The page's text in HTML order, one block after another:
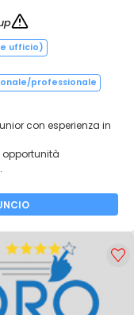
ufficio)
professionale
con esperienza in
opportunità